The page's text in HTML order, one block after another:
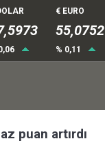
€ EURO
55,0754
% 0,11
puan artırdı